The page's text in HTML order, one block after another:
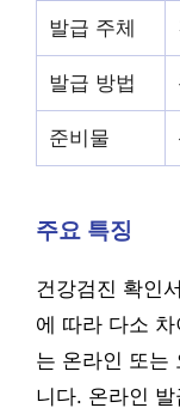
발급 주체
발급 방법
준비물
주요 특징
건강검진 확인
에 따라 다소
는 온라인 또는
니다. 온라인